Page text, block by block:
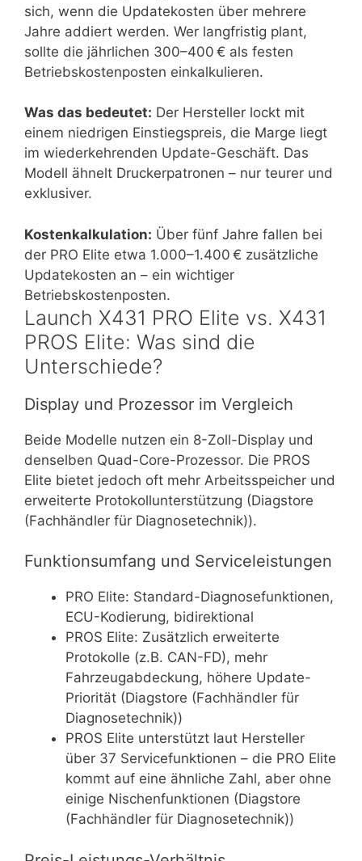
sich, wenn die Updatekosten über mehrere
Jahre addiert werden. Wer langfristig plant,
sollte die jährlichen 300–400 € als festen
Betriebskostenposten einkalkulieren.
Was das bedeutet: Der Hersteller lockt mit
einem niedrigen Einstiegspreis, die Marge liegt
im wiederkehrenden Update-Geschäft. Das
Modell ähnelt Druckerpatronen – nur teurer und
exklusiver.
Kostenkalkulation: Über fünf Jahre fallen bei
der PRO Elite etwa 1.000–1.400 € zusätzliche
Updatekosten an – ein wichtiger
Betriebskostenposten.
Launch X431 PRO Elite vs. X431
PROS Elite: Was sind die
Unterschiede?
Display und Prozessor im Vergleich
Beide Modelle nutzen ein 8-Zoll-Display und
denselben Quad-Core-Prozessor. Die PROS
Elite bietet jedoch oft mehr Arbeitsspeicher und
erweiterte Protokollunterstützung (Diagstore
(Fachhändler für Diagnosetechnik)).
Funktionsumfang und Serviceleistungen
PRO Elite: Standard-Diagnosefunktionen,
ECU-Kodierung, bidirektional
PROS Elite: Zusätzlich erweiterte
Protokolle (z.B. CAN-FD), mehr
Fahrzeugabdeckung, höhere Update-
Priorität (Diagstore (Fachhändler für
Diagnosetechnik))
PROS Elite unterstützt laut Hersteller
über 37 Servicefunktionen – die PRO Elite
kommt auf eine ähnliche Zahl, aber ohne
einige Nischenfunktionen (Diagstore
(Fachhändler für Diagnosetechnik))